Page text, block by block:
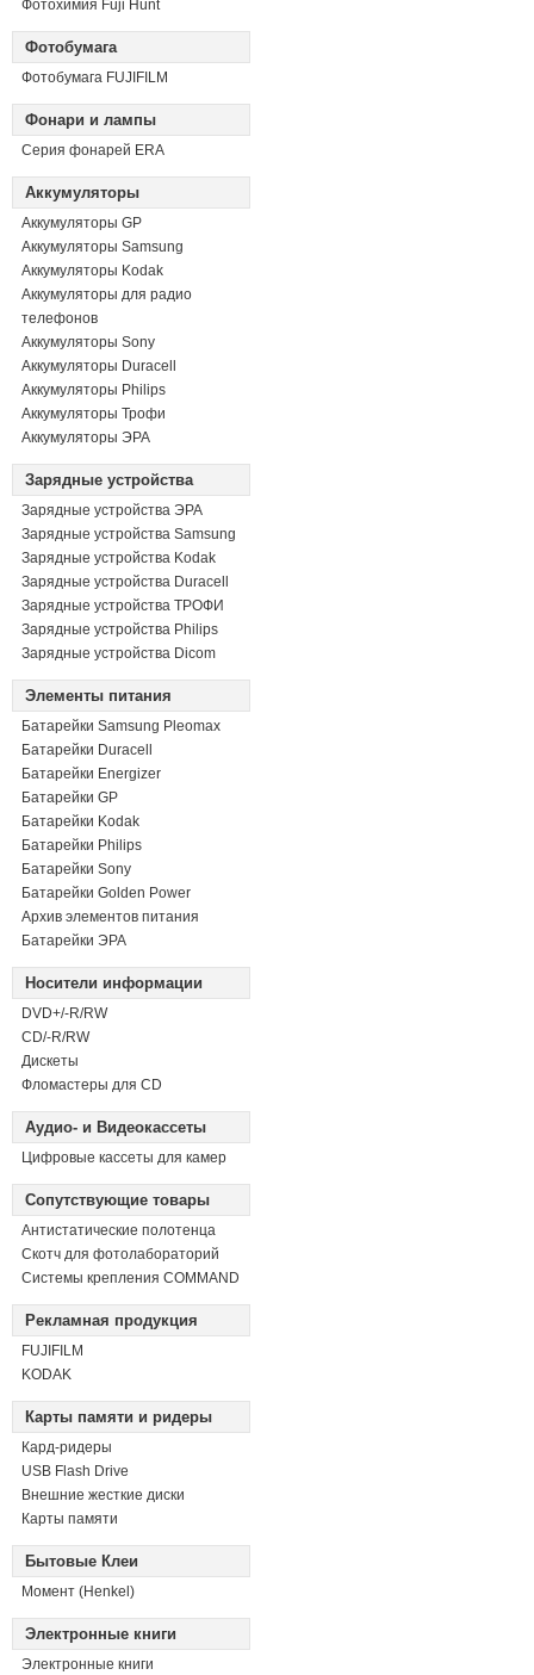
Фотохимия Fuji Hunt
Фотобумага
Фотобумага FUJIFILM
Фонари и лампы
Серия фонарей ERA
Аккумуляторы
Аккумуляторы GP
Аккумуляторы Samsung
Аккумуляторы Kodak
Аккумуляторы для радио
телефонов
Аккумуляторы Sony
Аккумуляторы Duracell
Аккумуляторы Philips
Аккумуляторы Трофи
Аккумуляторы ЭРА
Зарядные устройства
Зарядные устройства ЭРА
Зарядные устройства Samsung
Зарядные устройства Kodak
Зарядные устройства Duracell
Зарядные устройства ТРОФИ
Зарядные устройства Philips
Зарядные устройства Dicom
Элементы питания
Батарейки Samsung Pleomax
Батарейки Duracell
Батарейки Energizer
Батарейки GP
Батарейки Kodak
Батарейки Philips
Батарейки Sony
Батарейки Golden Power
Архив элементов питания
Батарейки ЭРА
Носители информации
DVD+/-R/RW
СD/-R/RW
Дискеты
Фломастеры для CD
Аудио- и Видеокассеты
Цифровые кассеты для камер
Сопутствующие товары
Антистатические полотенца
Скотч для фотолабораторий
Системы крепления COMMAND
Рекламная продукция
FUJIFILM
KODAK
Карты памяти и ридеры
Кард-ридеры
USB Flash Drive
Внешние жесткие диски
Карты памяти
Бытовые Клеи
Момент (Henkel)
Электронные книги
Электронные книги